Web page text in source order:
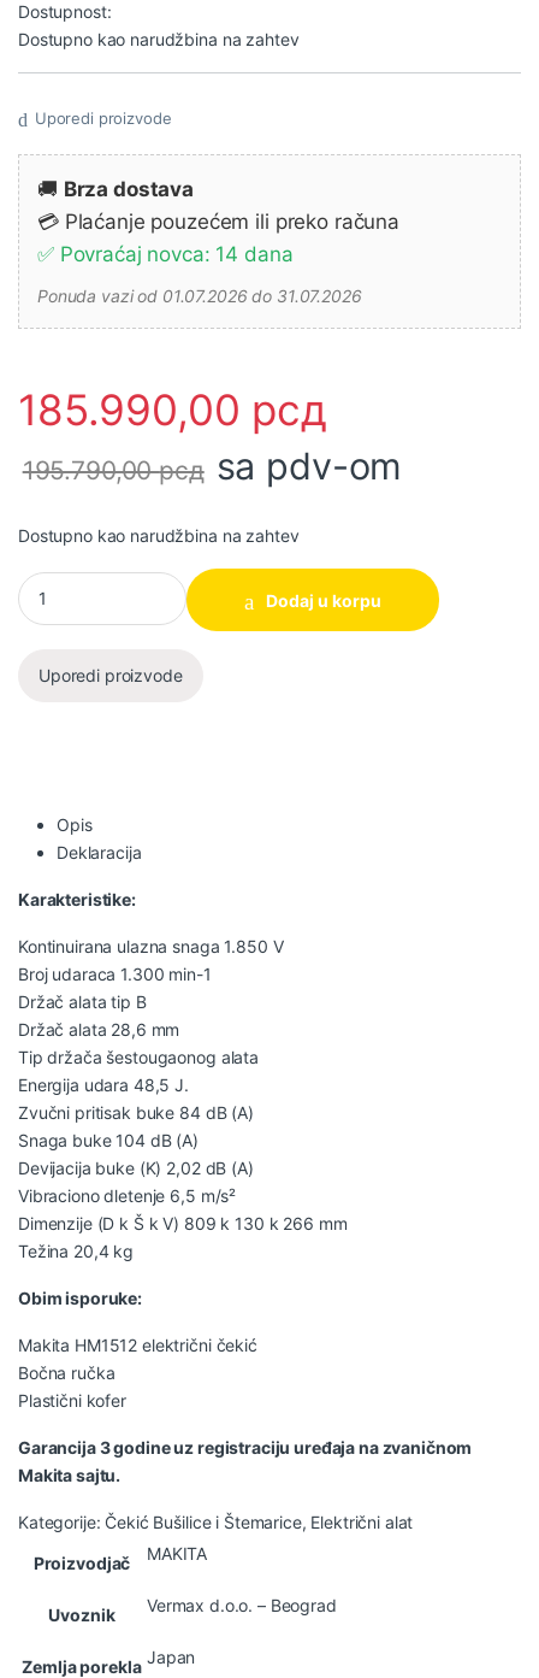
Dostupnost:
Dostupno kao narudžbina na zahtev
Uporedi proizvode
🚚 Brza dostava
💳 Plaćanje pouzećem ili preko računa
✅ Povraćaj novca: 14 dana
Ponuda vazi od 01.07.2026 do 31.07.2026
185.990,00 рсд
195.790,00рсд sa pdv-om
Dostupno kao narudžbina na zahtev
Makita Električni čekić za rušenje HM1512 količina
Dodaj u korpu
Uporedi proizvode
Opis
Deklaracija
Karakteristike:
Kontinuirana ulazna snaga 1.850 V
Broj udaraca 1.300 min-1
Držač alata tip B
Držač alata 28,6 mm
Tip držača šestougaonog alata
Energija udara 48,5 J.
Zvučni pritisak buke 84 dB (A)
Snaga buke 104 dB (A)
Devijacija buke (K) 2,02 dB (A)
Vibraciono dletenje 6,5 m/s²
Dimenzije (D k Š k V) 809 k 130 k 266 mm
Težina 20,4 kg
Obim isporuke:
Makita HM1512 električni čekić
Bočna ručka
Plastični kofer
Garancija 3 godine uz registraciju uređaja na zvaničnom
Makita sajtu.
Kategorije: Čekić Bušilice i Štemarice, Električni alat
Proizvodjač
MAKITA
Uvoznik Vermax d.o.o. – Beograd
Zemlja porekla Japan